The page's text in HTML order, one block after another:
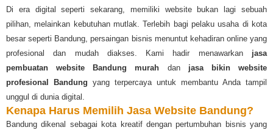
Di era digital seperti sekarang, memiliki website bukan lagi sebuah
pilihan, melainkan kebutuhan mutlak. Terlebih bagi pelaku usaha di kota
besar seperti Bandung, persaingan bisnis menuntut kehadiran online yang
profesional dan mudah diakses. Kami hadir menawarkan jasa
pembuatan website Bandung murah dan jasa bikin website
profesional Bandung yang terpercaya untuk membantu Anda tampil
unggul di dunia digital.
Kenapa Harus Memilih Jasa Website Bandung?
Bandung dikenal sebagai kota kreatif dengan pertumbuhan bisnis yang